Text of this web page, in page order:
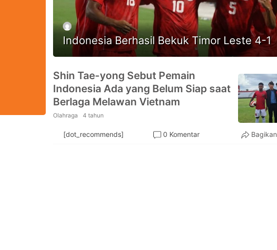
Indonesia Berhasil Bekuk Timor Leste 4-1
Shin Tae-yong Sebut Pemain
Indonesia Ada yang Belum Siap saat
Berlaga Melawan Vietnam
Olahraga 4 tahun
[dot_recommends] 0 Komentar Bagikan